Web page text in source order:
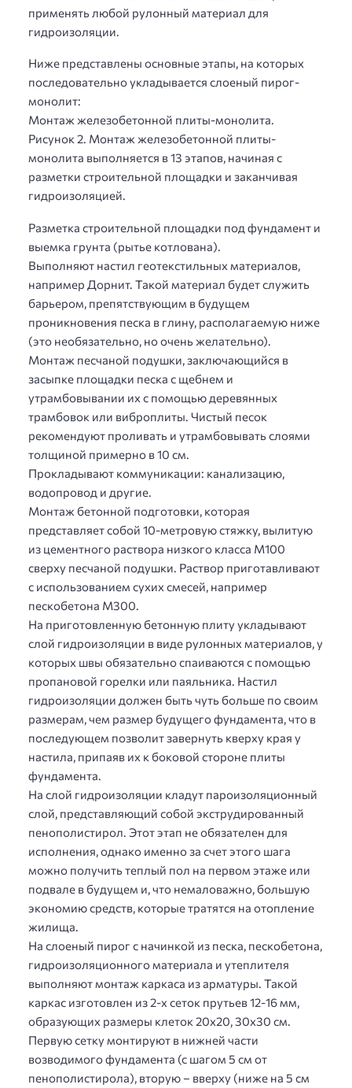
применять любой рулонный материал для
гидроизоляции.
Ниже представлены основные этапы, на которых
последовательно укладывается слоеный пирог-
монолит:
Монтаж железобетонной плиты-монолита.
Рисунок 2. Монтаж железобетонной плиты-
монолита выполняется в 13 этапов, начиная с
разметки строительной площадки и заканчивая
гидроизоляцией.
Разметка строительной площадки под фундамент и
выемка грунта (рытье котлована).
Выполняют настил геотекстильных материалов,
например Дорнит. Такой материал будет служить
барьером, препятствующим в будущем
проникновения песка в глину, располагаемую ниже
(это необязательно, но очень желательно).
Монтаж песчаной подушки, заключающийся в
засыпке площадки песка с щебнем и
утрамбовывании их с помощью деревянных
трамбовок или виброплиты. Чистый песок
рекомендуют проливать и утрамбовывать слоями
толщиной примерно в 10 см.
Прокладывают коммуникации: канализацию,
водопровод и другие.
Монтаж бетонной подготовки, которая
представляет собой 10-метровую стяжку, вылитую
из цементного раствора низкого класса М100
сверху песчаной подушки. Раствор приготавливают
с использованием сухих смесей, например
пескобетона М300.
На приготовленную бетонную плиту укладывают
слой гидроизоляции в виде рулонных материалов, у
которых швы обязательно спаиваются с помощью
пропановой горелки или паяльника. Настил
гидроизоляции должен быть чуть больше по своим
размерам, чем размер будущего фундамента, что в
последующем позволит завернуть кверху края у
настила, припаяв их к боковой стороне плиты
фундамента.
На слой гидроизоляции кладут пароизоляционный
слой, представляющий собой экструдированный
пенополистирол. Этот этап не обязателен для
исполнения, однако именно за счет этого шага
можно получить теплый пол на первом этаже или
подвале в будущем и, что немаловажно, большую
экономию средств, которые тратятся на отопление
жилища.
На слоеный пирог с начинкой из песка, пескобетона,
гидроизоляционного материала и утеплителя
выполняют монтаж каркаса из арматуры. Такой
каркас изготовлен из 2-х сеток прутьев 12-16 мм,
образующих размеры клеток 20х20, 30х30 см.
Первую сетку монтируют в нижней части
возводимого фундамента (с шагом 5 см от
пенополистирола), вторую – вверху (ниже на 5 см